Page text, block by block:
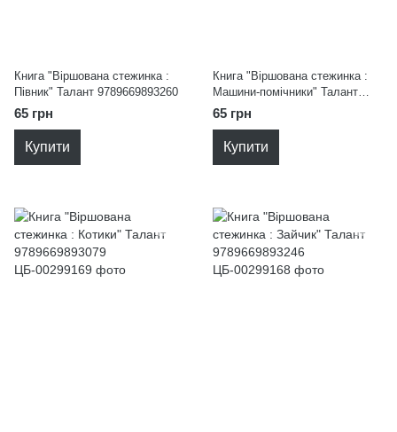
Книга "Віршована стежинка :
Півник" Талант 9789669893260
65 грн
Купити
Книга "Віршована стежинка :
Машини-помічники" Талант
9789669893062
65 грн
Купити